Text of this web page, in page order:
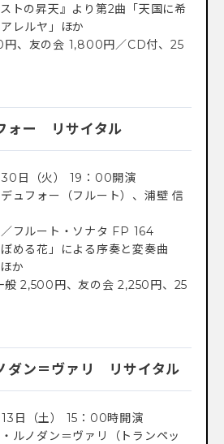
トの昇天』より第2曲「天国に希
レルヤ」ほか
、友の会 1,800円／CD付、25
ォー リサイタル
日（火） 19：00開演
ュフォー（フルート）、浦壁 信
フルート・ソナタ FP 164
める花」による序奏と変奏曲
か
般 2,500円、友の会 2,250円、25
ダン＝ヴァリ リサイタル
日（土） 15：00時開演
ルノダン＝ヴァリ（トランペッ